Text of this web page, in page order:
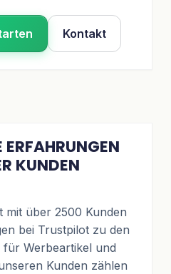
Kontakt
ERFAHRUNGEN
KUNDEN
mit über 2500 Kunden
bei Trustpilot zu den
Werbeartikel und
Kunden zählen